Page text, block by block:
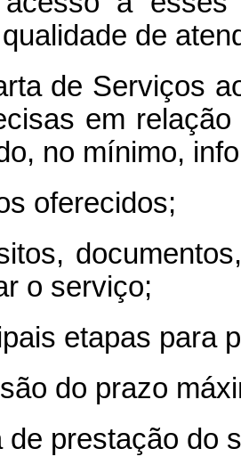
de
de Serviços
em
no mínimo,
oferecidos;
o serviço;
etapas para
do prazo
de prestação do